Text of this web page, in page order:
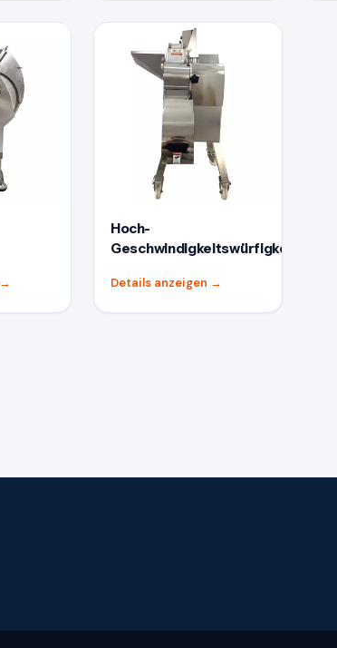
→
Hoch-
Details anzeigen →